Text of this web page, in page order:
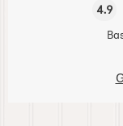
4.9